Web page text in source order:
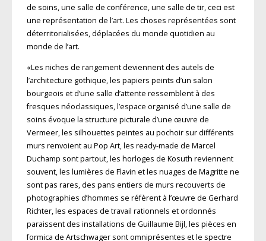
de soins, une salle de conférence, une salle de tir, ceci est
une représentation de l’art. Les choses représentées sont
déterritorialisées, déplacées du monde quotidien au
monde de l’art.
«Les niches de rangement deviennent des autels de
l’architecture gothique, les papiers peints d’un salon
bourgeois et d’une salle d’attente ressemblent à des
fresques néoclassiques, l’espace organisé d’une salle de
soins évoque la structure picturale d’une œuvre de
Vermeer, les silhouettes peintes au pochoir sur diffé­rents
murs renvoient au Pop Art, les ready-made de Marcel
Duchamp sont partout, les horloges de Kosuth reviennent
souvent, les lumières de Flavin et les nuages de Magritte ne
sont pas rares, des pans entiers de murs recouverts de
photographies d’hommes se réfèrent à l’œuvre de Gerhard
Richter, les espaces de travail ra­tionnels et ordonnés
paraissent des installations de Guillaume Bijl, les pièces en
formica de Artschwager sont omniprésentes et le spectre